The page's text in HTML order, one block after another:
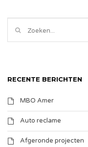
RECENTE BERICHTEN
MBO Amer
Auto reclame
Afgeronde projecten